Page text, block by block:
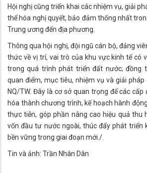
Hội nghị cũng triển khai các nhiệm vụ, giải
thể hóa nghị quyết, bảo đảm thống nhất
Trung ương đến địa phương.
Thông qua hội nghị, đội ngũ cán bộ, đảng
thức về vị trí, vai trò của khu vực kinh tế có
trong quá trình phát triển đất nước; đồng
quan điểm, mục tiêu, nhiệm vụ và giải pháp
NQ/TW. Đây là cơ sở quan trọng để các cấp
hóa thành chương trình, kế hoạch hành
thực tiễn, góp phần nâng cao hiệu quả thu
vốn đầu tư nước ngoài, thúc đẩy phát triển
bền vững trong giai đoạn mới./.
Tin và ảnh: Trần Nhân Dân